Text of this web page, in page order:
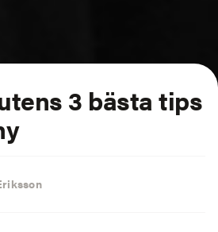
3 bästa tips